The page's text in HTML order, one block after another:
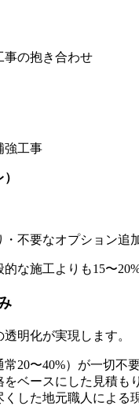
事の抱き合わせ
強工事
不要なオプション追
な施工よりも15〜
明化が実現します。
20〜40%）が一切不
ベースにした見積もり
くした地元職人による